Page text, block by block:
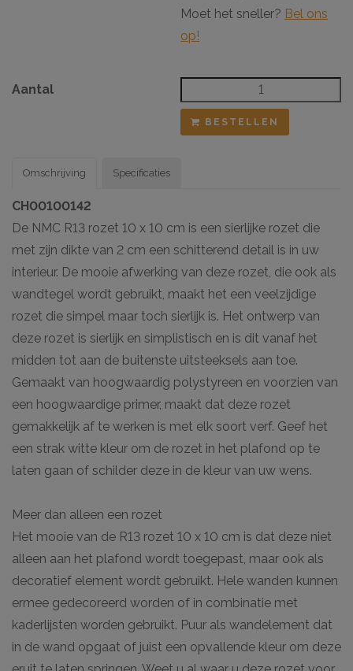
Moet het sneller? Bel ons
op!
Aantal
BESTELLEN
Omschrijving
CH00100142
De NMC R13 rozet 10 x 10 cm is een sierlijke rozet die
met zijn dikte van 2 cm een schitterend detail is in uw
interieur. De mooie afwerking van deze rozet, die ook als
wandtegel wordt gebruikt, maakt het een veelzijdige
rozet die simpel maar toch sierlijk is. Het ontwerp van
deze rozet is sierlijk en simplistisch en is dit vanaf het
midden tot aan de buitenste uitsteeksels aan toe.
Gemaakt van hoogwaardig polystyreen en voorzien van
een hoogwaardige primer, maakt dat deze rozet
gemakkelijk af te werken is met elk soort verf. Geef het
een strak witte kleur om de rozet in het plafond op te
laten gaan of schilder deze in de kleur van uw wens.
Meer dan alleen een rozet
Het mooie van de R13 rozet 10 x 10 cm is dat deze niet
alleen aan het plafond wordt toegepast, maar ook als
decoratief element wordt gebruikt. Hele wanden kunnen
ermee gedecoreerd worden of in combinatie met
kaderlijsten worden gebruikt. Puur als wandelement dat
in de wand opgaat of juist een opvallende kleur om deze
Specificaties